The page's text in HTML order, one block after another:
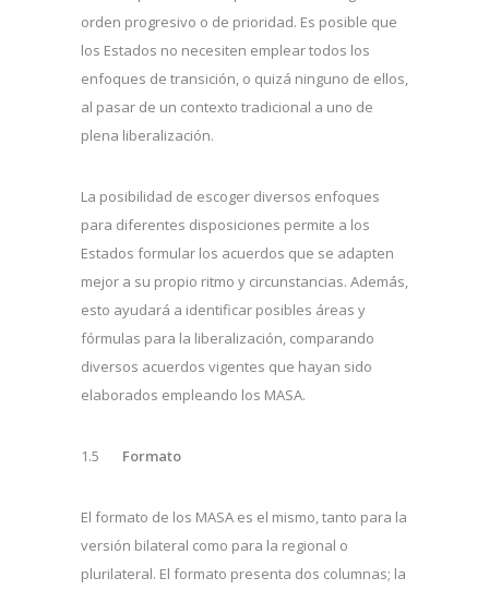
orden progresivo o de prioridad. Es posible que
los Estados no necesiten emplear todos los
enfoques de transición, o quizá ninguno de ellos,
al pasar de un contexto tradicional a uno de
plena liberalización.
La posibilidad de escoger diversos enfoques
para diferentes disposiciones permite a los
Estados formular los acuerdos que se adapten
mejor a su propio ritmo y circunstancias. Además,
esto ayudará a identificar posibles áreas y
fórmulas para la liberalización, comparando
diversos acuerdos vigentes que hayan sido
elaborados empleando los MASA.
1.5 Formato
El formato de los MASA es el mismo, tanto para la
versión bilateral como para la regional o
plurilateral. El formato presenta dos columnas; la